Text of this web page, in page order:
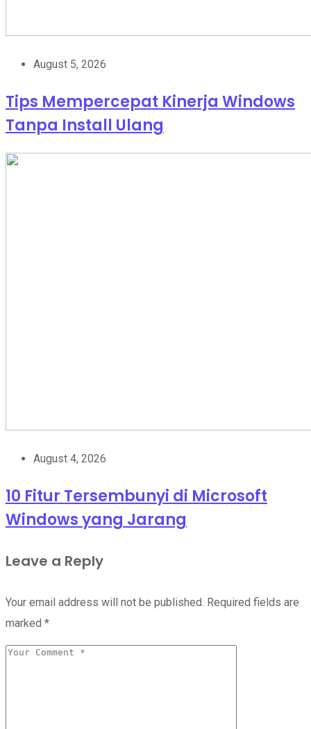
August 5, 2026
Tips Mempercepat Kinerja Windows
Tanpa Install Ulang
August 4, 2026
10 Fitur Tersembunyi di Microsoft
Windows yang Jarang
Leave a Reply
Your email address will not be published. Required fields are
marked *